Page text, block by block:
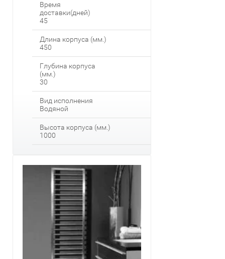
Время
доставки(дней)
45
Длина корпуса (мм.)
450
Глубина корпуса
(мм.)
30
Вид исполнения
Водяной
Высота корпуса (мм.)
1000